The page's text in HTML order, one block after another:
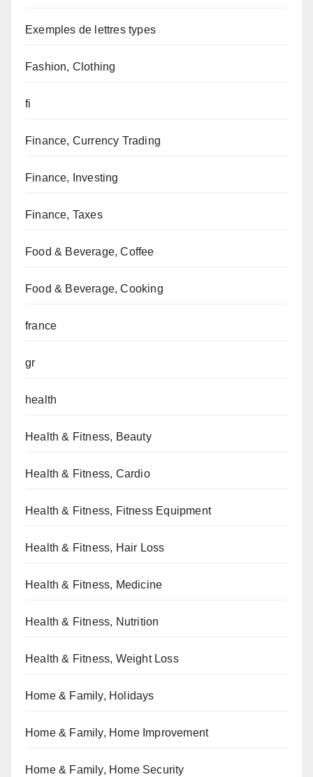
Exemples de lettres types
Fashion, Clothing
fi
Finance, Currency Trading
Finance, Investing
Finance, Taxes
Food & Beverage, Coffee
Food & Beverage, Cooking
france
gr
health
Health & Fitness, Beauty
Health & Fitness, Cardio
Health & Fitness, Fitness Equipment
Health & Fitness, Hair Loss
Health & Fitness, Medicine
Health & Fitness, Nutrition
Health & Fitness, Weight Loss
Home & Family, Holidays
Home & Family, Home Improvement
Home & Family, Home Security